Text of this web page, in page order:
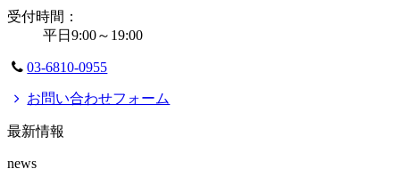
受付時間：
平日9:00～19:00
03-6810-0955
お問い合わせフォーム
最新情報
news